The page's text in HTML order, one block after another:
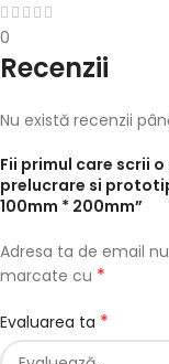
0
Recenzii
Nu există recenzii
Fii primul care scrii
prelucrare si
100mm * 200mm”
Adresa ta de email
marcate cu *
Evaluarea ta *